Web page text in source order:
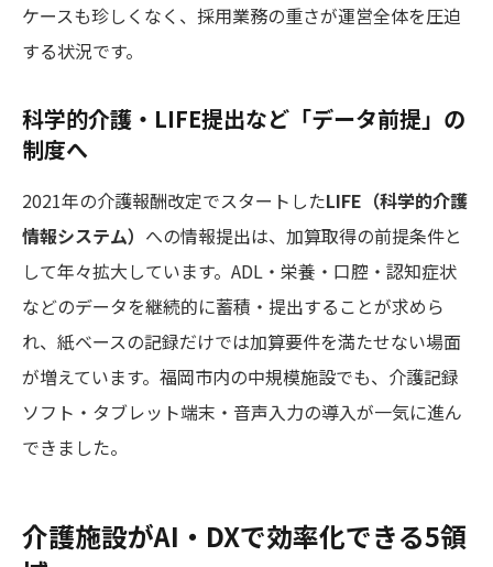
ケースも珍しくなく、採用業務の重さが運営全体を圧迫
する状況です。
科学的介護・LIFE提出など「データ前提」の
制度へ
2021年の介護報酬改定でスタートしたLIFE（科学的介護
情報システム） への情報提出は、加算取得の前提条件と
して年々拡大しています。ADL・栄養・口腔・認知症状
などのデータを継続的に蓄積・提出することが求めら
れ、紙ベースの記録だけでは加算要件を満たせない場面
が増えています。福岡市内の中規模施設でも、介護記録
ソフト・タブレット端末・音声入力の導入が一気に進ん
できました。
介護施設がAI・DXで効率化できる5領